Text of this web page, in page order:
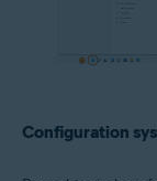
Configuration